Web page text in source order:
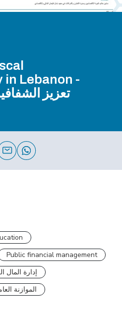
in Lebanon -
Public financial management
إدارة المال
الموازنة